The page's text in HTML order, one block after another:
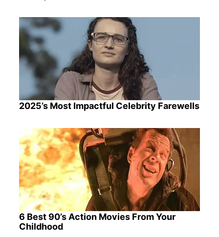
2025’s Most Impactful Celebrity Farewells
6 Best 90’s Action Movies From Your
Childhood